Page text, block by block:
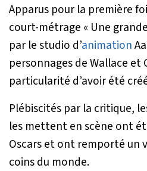
Apparus pour la première
court-métrage « Une
par le studio d’animation
personnages de Wallace
particularité d’avoir été
Plébiscités par la critique,
les mettent en scène ont
Oscars et ont remporté un
coins du monde.